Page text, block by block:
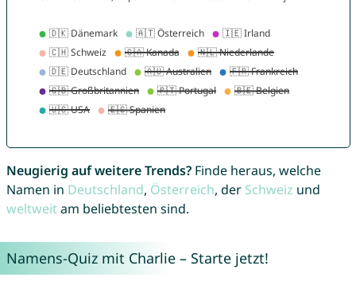
Neugierig auf weitere Trends?Finde heraus, welche
Namen in Deutschland, Österreich, der Schweiz und
weltweitam beliebtesten sind.
Namens-Quiz mit Charlie – Starte jetzt!